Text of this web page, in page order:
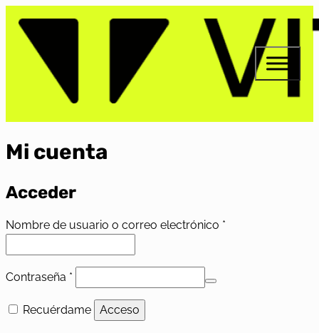
Mi cuenta
Acceder
Nombre de usuario o correo electrónico *
Contraseña *
Recuérdame Acceso